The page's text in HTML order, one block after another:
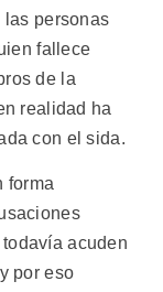
personas
fallece
de la
realidad ha
con el sida.
forma
acuden
por eso